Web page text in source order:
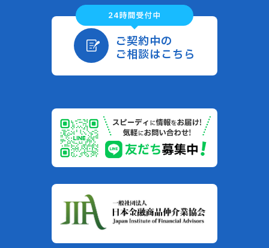
ご契約中の
ご相談はこちら